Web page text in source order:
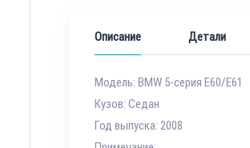
Описание Детали
Модель: BMW 5-серия E60/E61
Кузов: Седан
Год выпуска: 2008